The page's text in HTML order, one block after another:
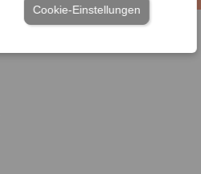
Cookie-Einstellungen